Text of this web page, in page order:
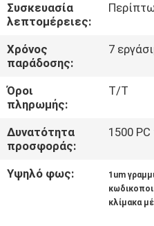
ΕΠΙΚΟΙΝΩΝΉΣΤΕ
ΜΑΖΊ
ΜΑΣ
ΕΙΔΉΣΕΙΣ
ΥΠΟΘΈΣΕΙΣ
Συσκευασία
λεπτομέρειες:
Χρόνος
παράδοσης:
7
Όροι
πληρωμής:
T/T
Δυνατότητα
προσφοράς:
1500
Υψηλό φως: 1um
κλίμακα